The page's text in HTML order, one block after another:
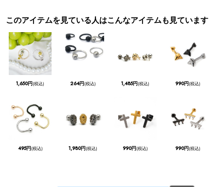
このアイテムを見ている人はこんなアイテムも見ています
1,650円(税込) 264円(税込) 1,485円(税込) 990円(税込)
495円(税込) 1,980円(税込) 990円(税込) 990円(税込)